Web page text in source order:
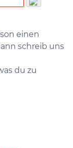
einen
schreib uns
du zu